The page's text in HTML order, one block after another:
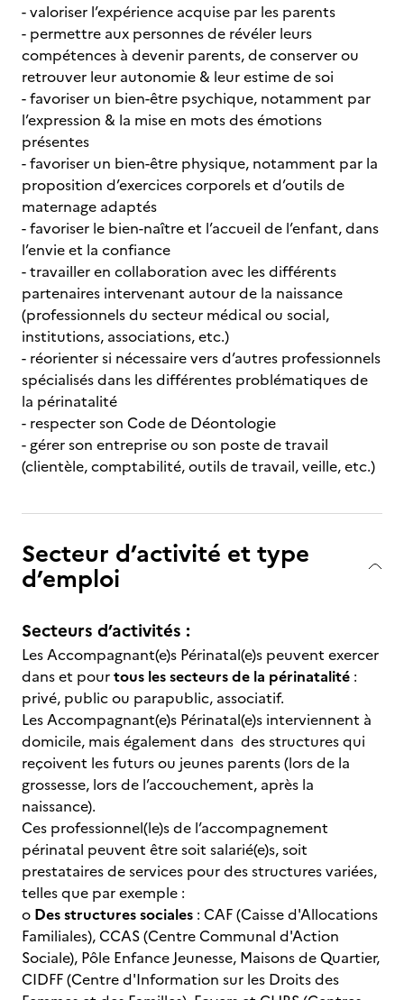
- valoriser l’expérience acquise par les parents
- permettre aux personnes de révéler leurs
compétences à devenir parents, de conserver ou
retrouver leur autonomie & leur estime de soi
- favoriser un bien-être psychique, notamment par
l’expression & la mise en mots des émotions
présentes
- favoriser un bien-être physique, notamment par la
proposition d’exercices corporels et d’outils de
maternage adaptés
- favoriser le bien-naître et l’accueil de l’enfant, dans
l’envie et la confiance
- travailler en collaboration avec les différents
partenaires intervenant autour de la naissance
(professionnels du secteur médical ou social,
institutions, associations, etc.)
- réorienter si nécessaire vers d’autres professionnels
spécialisés dans les différentes problématiques de
la périnatalité
- respecter son Code de Déontologie
- gérer son entreprise ou son poste de travail
(clientèle, comptabilité, outils de travail, veille, etc.)
Secteur d’activité et type
d’emploi
Secteurs d’activités :
Les Accompagnant(e)s Périnatal(e)s peuvent exercer
dans et pourtous les secteurs de la périnatalité :
privé, public ou parapublic, associatif.
Les Accompagnant(e)s Périnatal(e)s interviennent à
domicile, mais également dans des structures qui
reçoivent les futurs ou jeunes parents (lors de la
grossesse, lors de l’accouchement, après la
naissance).
Ces professionnel(le)s de l’accompagnement
périnatal peuvent être soit salarié(e)s, soit
prestataires de services pour des structures variées,
telles que par exemple :
o Des structures sociales : CAF (Caisse d'Allocations
Familiales), CCAS (Centre Communal d'Action
Sociale), Pôle Enfance Jeunesse, Maisons de Quartier,
CIDFF (Centre d'Information sur les Droits des